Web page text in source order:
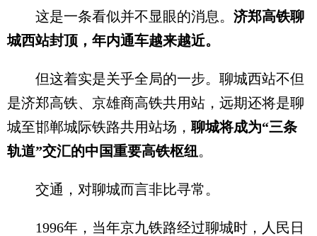
这是一条看似并不显眼的消息。 济郑高铁聊
城西站封顶，年内通车越来越近。
但这着实是关乎全局的一步。聊城西站不但
是济郑高铁、京雄商高铁共用站，远期还将是聊
城至邯郸城际铁路共用站场， 聊城将成为“三条
轨道”交汇的中国重要高铁枢纽 。
交通，对聊城而言非比寻常。
1996年，当年京九铁路经过聊城时，人民日